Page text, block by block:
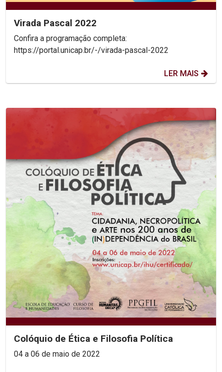
Virada Pascal 2022
Confira a programação completa:
https://portal.unicap.br/-/virada-pascal-2022
LER MAIS
Colóquio de Ética e Filosofia Política